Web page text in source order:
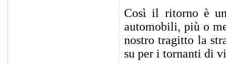
Così il ritorno è
automobili, più o
nostro tragitto la
su per i tornanti di